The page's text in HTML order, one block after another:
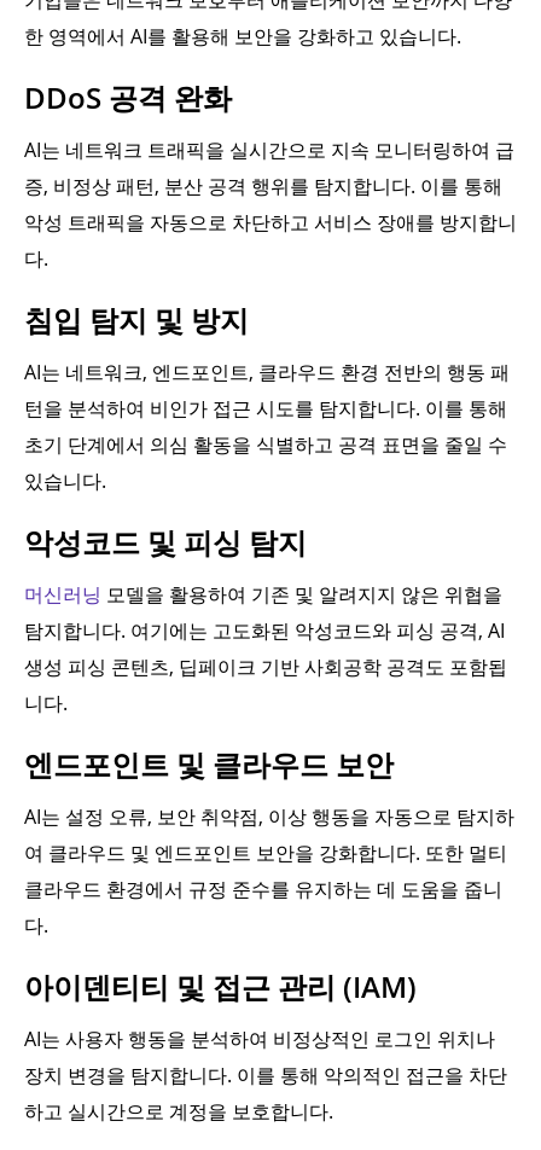
한 영역에서 AI를 활용해 보안을 강화하고 있습니다.
DDoS 공격 완화
AI는 네트워크 트래픽을 실시간으로 지속 모니터링하여 급
증, 비정상 패턴, 분산 공격 행위를 탐지합니다. 이를 통해
악성 트래픽을 자동으로 차단하고 서비스 장애를 방지합니
다.
침입 탐지 및 방지
AI는 네트워크, 엔드포인트, 클라우드 환경 전반의 행동 패
턴을 분석하여 비인가 접근 시도를 탐지합니다. 이를 통해
초기 단계에서 의심 활동을 식별하고 공격 표면을 줄일 수
있습니다.
악성코드 및 피싱 탐지
머신러닝 모델을 활용하여 기존 및 알려지지 않은 위협을
탐지합니다. 여기에는 고도화된 악성코드와 피싱 공격, AI
생성 피싱 콘텐츠, 딥페이크 기반 사회공학 공격도 포함됩
니다.
엔드포인트 및 클라우드 보안
AI는 설정 오류, 보안 취약점, 이상 행동을 자동으로 탐지하
여 클라우드 및 엔드포인트 보안을 강화합니다. 또한 멀티
클라우드 환경에서 규정 준수를 유지하는 데 도움을 줍니
다.
아이덴티티 및 접근 관리 (IAM)
AI는 사용자 행동을 분석하여 비정상적인 로그인 위치나
장치 변경을 탐지합니다. 이를 통해 악의적인 접근을 차단
하고 실시간으로 계정을 보호합니다.